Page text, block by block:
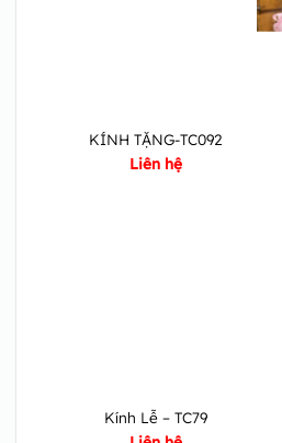
KÍNH TẶNG-TC092
Liên hệ
Kính Lễ – TC79